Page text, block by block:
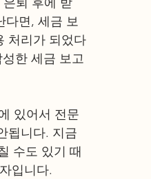
다면, 세금 보
처리가 되었다
한 세금 보고
있어서 전문
됩니다. 지금
수도 있기 때
입니다.